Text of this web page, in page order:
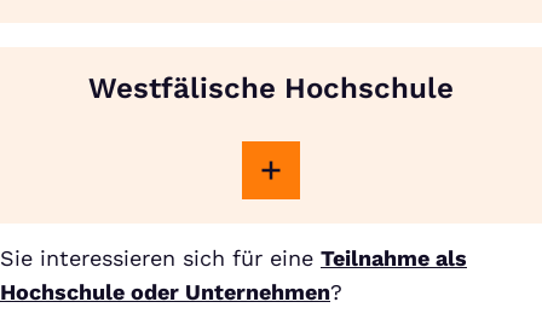
Westfälische Hochschule
Sie interessieren sich für eine Teilnahme als
Hochschule oder Unternehmen?